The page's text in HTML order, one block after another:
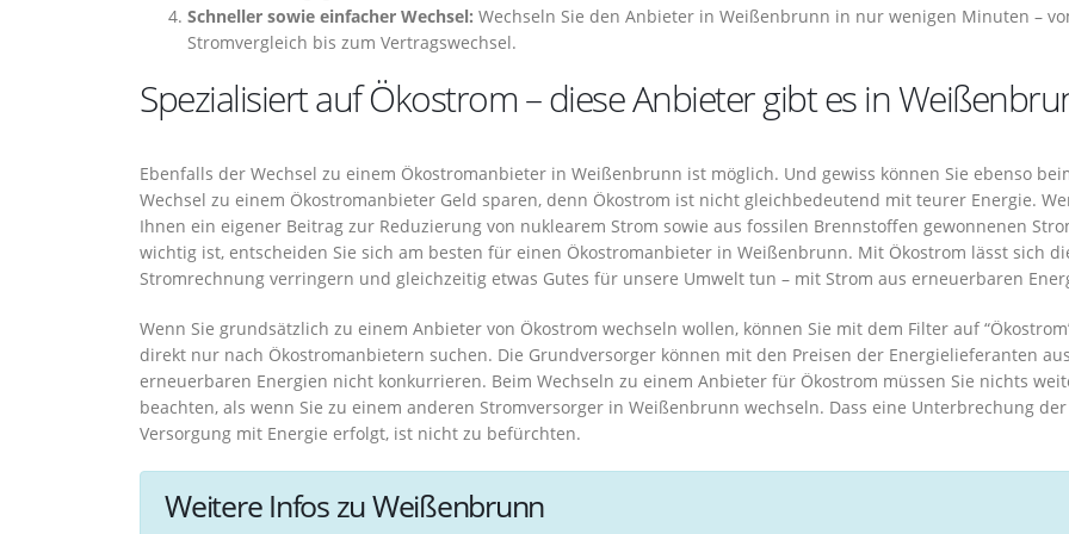
Schneller sowie einfacher Wechsel: Wechseln Sie den Anbieter in Weißenbrunn in nur wenigen Minuten –
Stromvergleich bis zum Vertragswechsel.
Spezialisiert auf Ökostrom – diese Anbieter gibt es in
Ebenfalls der Wechsel zu einem Ökostromanbieter in Weißenbrunn ist möglich. Und gewiss können Sie ebenso
Wechsel zu einem Ökostromanbieter Geld sparen, denn Ökostrom ist nicht gleichbedeutend mit teurer Energie.
Ihnen ein eigener Beitrag zur Reduzierung von nuklearem Strom sowie aus fossilen Brennstoffen gewonnenen
wichtig ist, entscheiden Sie sich am besten für einen Ökostromanbieter in Weißenbrunn. Mit Ökostrom lässt sich
Stromrechnung verringern und gleichzeitig etwas Gutes für unsere Umwelt tun – mit Strom aus erneuerbaren
Wenn Sie grundsätzlich zu einem Anbieter von Ökostrom wechseln wollen, können Sie mit dem Filter auf
direkt nur nach Ökostromanbietern suchen. Die Grundversorger können mit den Preisen der Energielieferanten aus
erneuerbaren Energien nicht konkurrieren. Beim Wechseln zu einem Anbieter für Ökostrom müssen Sie nichts
beachten, als wenn Sie zu einem anderen Stromversorger in Weißenbrunn wechseln. Dass eine Unterbrechung der
Versorgung mit Energie erfolgt, ist nicht zu befürchten.
Weitere Infos zu Weißenbrunn